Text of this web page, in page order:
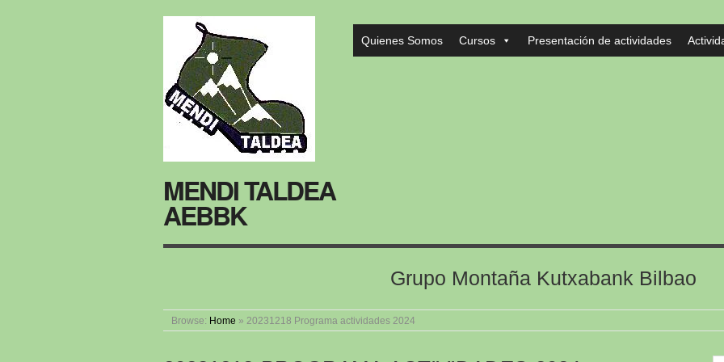
MENDI TALDEA
AEBBK
Quienes Somos Cursos Presentación de actividades
Grupo Montaña Kutxabank Bilbao
Browse: Home » 20231218 Programa actividades 2024